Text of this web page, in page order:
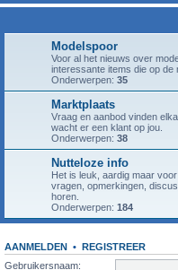
Modelspoor
Voor al het nieuws over
interessante items die op de
Onderwerpen: 35
Marktplaats
Vraag en aanbod vinden
wacht er een klant op jou.
Onderwerpen: 38
Nutteloze info
Het is leuk, aardig maar
vragen, opmerkingen,
horen.
Onderwerpen: 184
AANMELDEN • REGISTREER
Gebruikersnaam: